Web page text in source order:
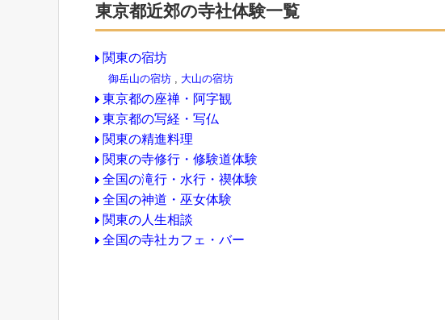
東京都近郊の寺社体験一覧
関東の宿坊
御岳山の宿坊 大山の宿坊
東京都の座禅・阿字観
東京都の写経・写仏
関東の精進料理
関東の寺修行・修験道体験
全国の滝行・水行・禊体験
全国の神道・巫女体験
関東の人生相談
全国の寺社カフェ・バー